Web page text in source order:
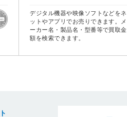
デジタル機器や映像ソフトなどをネ
ットやアプリでお売りできます。メ
ーカー名・製品名・型番等で買取金
額を検索できます。